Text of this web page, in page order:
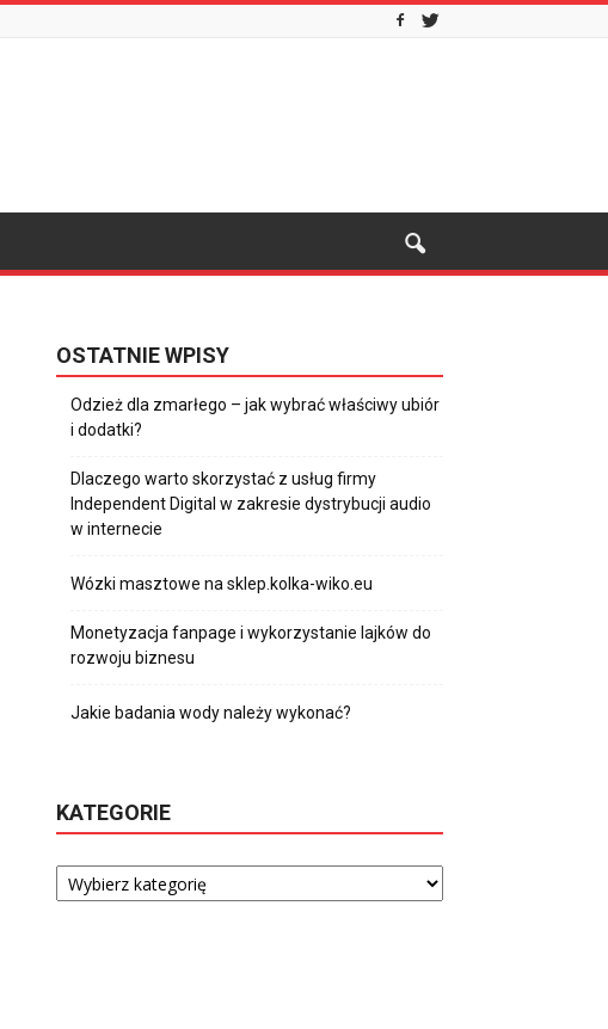
OSTATNIE WPISY
Odzież dla zmarłego – jak wybrać właściwy ubiór
i dodatki?
Dlaczego warto skorzystać z usług firmy
Independent Digital w zakresie dystrybucji audio
w internecie
Wózki masztowe na sklep.kolka-wiko.eu
Monetyzacja fanpage i wykorzystanie lajków do
rozwoju biznesu
Jakie badania wody należy wykonać?
KATEGORIE
Kategorie